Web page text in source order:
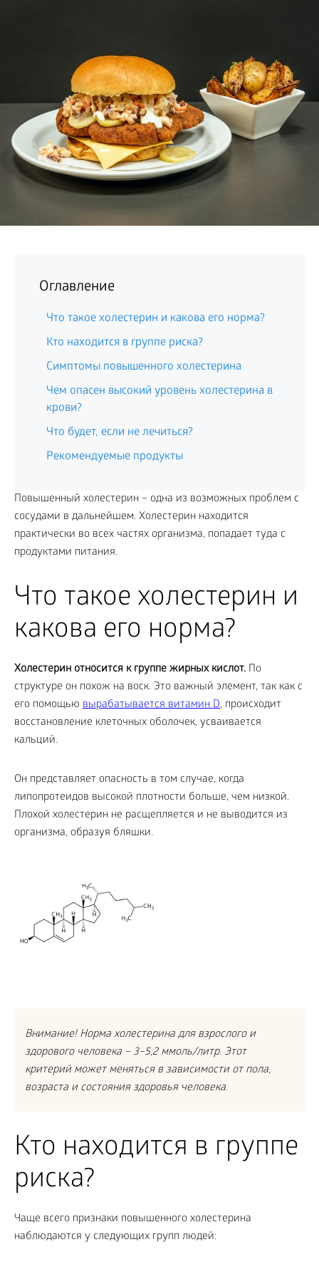
Оглавление
Что такое холестерин и какова его норма?
Кто находится в группе риска?
Симптомы повышенного холестерина
Чем опасен высокий уровень холестерина в
крови?
Что будет, если не лечиться?
Рекомендуемые продукты
Повышенный холестерин – одна из возможных проблем с
сосудами в дальнейшем. Холестерин находится
практически во всех частях организма, попадает туда с
продуктами питания.
Что такое холестерин и
какова его норма?
Холестерин относится к группе жирных кислот. По
структуре он похож на воск. Это важный элемент, так как с
его помощью вырабатывается витамин D, происходит
восстановление клеточных оболочек, усваивается
кальций.
Он представляет опасность в том случае, когда
липопротеидов высокой плотности больше, чем низкой.
Плохой холестерин не расщепляется и не выводится из
организма, образуя бляшки.
Внимание! Норма холестерина для взрослого и
здорового человека – 3–5,2 ммоль/литр. Этот
критерий может меняться в зависимости от пола,
возраста и состояния здоровья человека.
Кто находится в группе
риска?
Чаще всего признаки повышенного холестерина
наблюдаются у следующих групп людей: